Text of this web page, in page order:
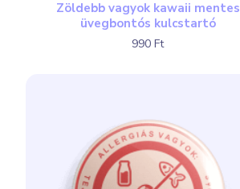
Zöldebb vagyok kawaii mentes
üvegbontós kulcstartó
990 Ft